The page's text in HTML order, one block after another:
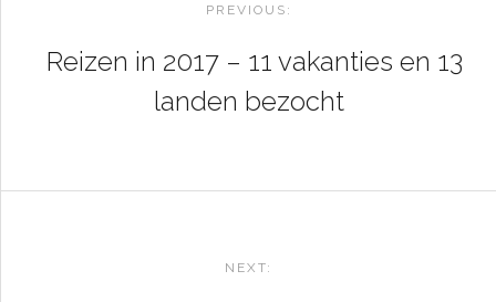
NAVIGATION
PREVIOUS:
Reizen in 2017 – 11 vakanties en 13
landen bezocht
NEXT: